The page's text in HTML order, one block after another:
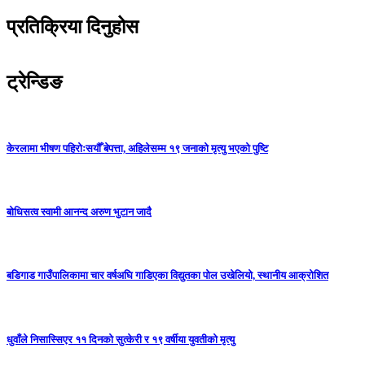
प्रतिक्रिया दिनुहोस
ट्रेन्डिङ
केरलामा भीषण पहिरोःसयौँ बेपत्ता, अहिलेसम्म १९ जनाको मृत्यु भएको पुष्टि
बोधिसत्व स्वामी आनन्द अरुण भुटान जादै
बडिगाड गाउँपालिकामा चार वर्षअघि गाडिएका विद्युतका पोल उखेलियो, स्थानीय आक्रोशित
धुवाँले निसास्सिएर ११ दिनको सुत्केरी र १९ वर्षीया युवतीको मृत्यु